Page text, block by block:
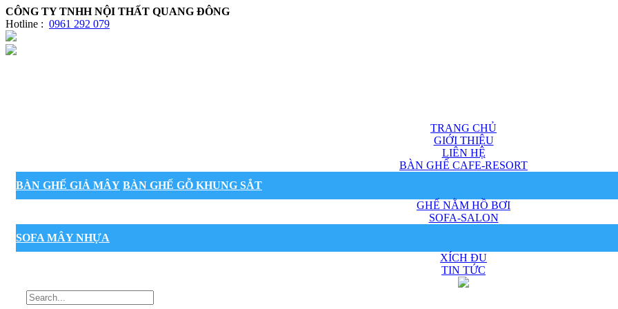
CÔNG TY TNHH NỘI THẤT QUANG ĐÔNG
Hotline : 0961 292 079
TRANG CHỦ
GIỚI THIỆU
LIÊN HỆ
BÀN GHẾ CAFE-RESORT
BÀN GHẾ GIẢ MÂY BÀN GHẾ GỖ KHUNG SẮT
GHẾ NẰM HỒ BƠI
SOFA-SALON
SOFA MÂY NHỰA
XÍCH ĐU
TIN TỨC